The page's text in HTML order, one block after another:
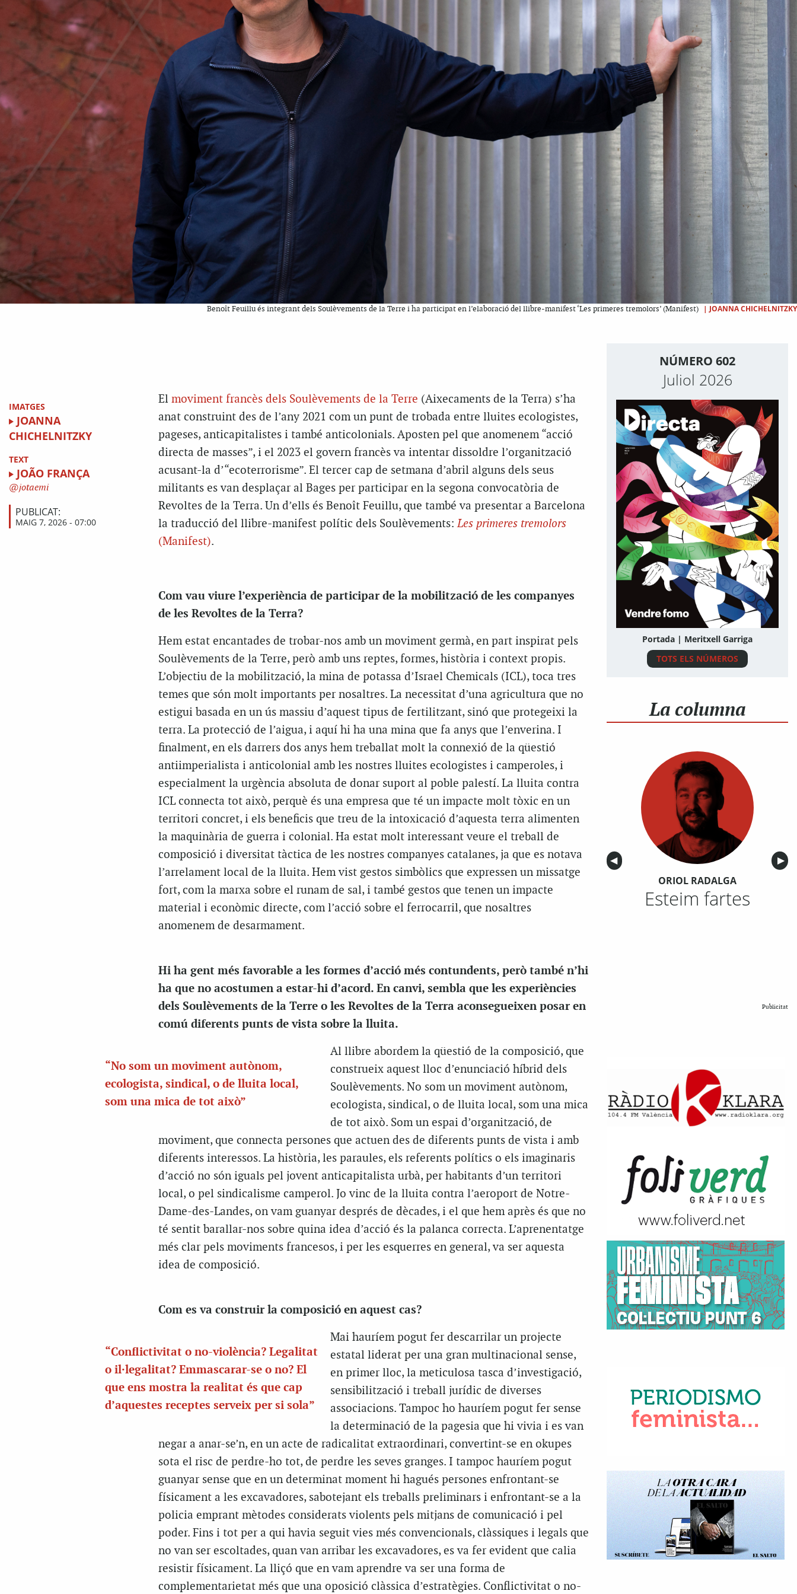
Benoît Feuillu és integrant dels Soulèvements de la Terre i ha participat en l’elaboració del llibre-manifest ‘Les primeres tremolors’ (Manifest) | JOANNA CHICHELNITZKY
IMATGES
JOANNA
CHICHELNITZKY
TEXT
JOÃO FRANÇA
jotaemi
PUBLICAT:
MAIG 7, 2026 - 07:00
El moviment francès dels Soulèvements de la Terre (Aixecaments de la Terra) s’ha
anat construint des de l’any 2021 com un punt de trobada entre lluites ecologistes,
pageses, anticapitalistes i també anticolonials. Aposten pel que anomenem “acció
directa de masses”, i el 2023 el govern francès va intentar dissoldre l’organització
acusant-la d’“ecoterrorisme”. El tercer cap de setmana d’abril alguns dels seus
militants es van desplaçar al Bages per participar en la segona convocatòria de
Revoltes de la Terra. Un d’ells és Benoît Feuillu, que també va presentar a Barcelona
la traducció del llibre-manifest polític dels Soulèvements:Les primeres tremolors
(Manifest).
Com vau viure l’experiència de participar de la mobilització de les companyes
de les Revoltes de la Terra?
Hem estat encantades de trobar-nos amb un moviment germà, en part inspirat pels
Soulèvements de la Terre, però amb uns reptes, formes, història i context propis.
L’objectiu de la mobilització, la mina de potassa d’Israel Chemicals (ICL), toca tres
temes que són molt importants per nosaltres. La necessitat d’una agricultura que no
estigui basada en un ús massiu d’aquest tipus de fertilitzant, sinó que protegeixi la
terra. La protecció de l’aigua, i aquí hi ha una mina que fa anys que l’enverina. I
finalment, en els darrers dos anys hem treballat molt la connexió de la qüestió
antiimperialista i anticolonial amb les nostres lluites ecologistes i camperoles, i
especialment la urgència absoluta de donar suport al poble palestí. La lluita contra
ICL connecta tot això, perquè és una empresa que té un impacte molt tòxic en un
territori concret, i els beneficis que treu de la intoxicació d’aquesta terra alimenten
la maquinària de guerra i colonial. Ha estat molt interessant veure el treball de
composició i diversitat tàctica de les nostres companyes catalanes, ja que es notava
l’arrelament local de la lluita. Hem vist gestos simbòlics que expressen un missatge
fort, com la marxa sobre el runam de sal, i també gestos que tenen un impacte
material i econòmic directe, com l’acció sobre el ferrocarril, que nosaltres
anomenem de desarmament.
Hi ha gent més favorable a les formes d’acció més contundents, però també n’hi
ha que no acostumen a estar-hi d’acord. En canvi, sembla que les experiències
dels Soulèvements de la Terre o les Revoltes de la Terra aconsegueixen posar en
comú diferents punts de vista sobre la lluita.
“No som un moviment autònom,
ecologista, sindical, o de lluita local,
som una mica de tot això”
Al llibre abordem la qüestió de la composició, que
construeix aquest lloc d’enunciació híbrid dels
Soulèvements. No som un moviment autònom,
ecologista, sindical, o de lluita local, som una mica
de tot això. Som un espai d’organització, de
moviment, que connecta persones que actuen des de diferents punts de vista i amb
diferents interessos. La història, les paraules, els referents polítics o els imaginaris
d’acció no són iguals pel jovent anticapitalista urbà, per habitants d’un territori
local, o pel sindicalisme camperol. Jo vinc de la lluita contra l’aeroport de Notre-
Dame-des-Landes, on vam guanyar després de dècades, i el que hem après és que no
té sentit barallar-nos sobre quina idea d’acció és la palanca correcta. L’aprenentatge
més clar pels moviments francesos, i per les esquerres en general, va ser aquesta
idea de composició.
Com es va construir la composició en aquest cas?
“Conflictivitat o no-violència? Legalitat
o il·legalitat? Emmascarar-se o no? El
que ens mostra la realitat és que cap
d’aquestes receptes serveix per si sola”
Mai hauríem pogut fer descarrilar un projecte
estatal liderat per una gran multinacional sense,
en primer lloc, la meticulosa tasca d’investigació,
sensibilització i treball jurídic de diverses
associacions. Tampoc ho hauríem pogut fer sense
la determinació de la pagesia que hi vivia i es van
negar a anar-se’n, en un acte de radicalitat extraordinari, convertint-se en okupes
sota el risc de perdre-ho tot, de perdre les seves granges. I tampoc hauríem pogut
guanyar sense que en un determinat moment hi hagués persones enfrontant-se
físicament a les excavadores, sabotejant els treballs preliminars i enfrontant-se a la
policia emprant mètodes considerats violents pels mitjans de comunicació i pel
poder. Fins i tot per a qui havia seguit vies més convencionals, clàssiques i legals que
no van ser escoltades, quan van arribar les excavadores, es va fer evident que calia
resistir físicament. La lliçó que en vam aprendre va ser una forma de
complementarietat més que una oposició clàssica d’estratègies. Conflictivitat o no-
NÚMERO 602
Juliol 2026
Portada | Meritxell Garriga
TOTS ELS NÚMEROS
La columna
Anterior
◀︎ ▶︎
ORIOL RADALGA
Esteim fartes
Publicitat